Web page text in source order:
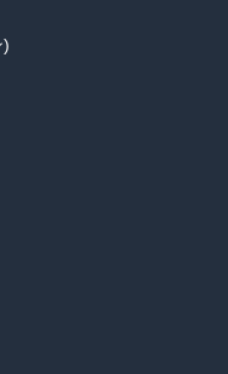
for
認できます。
)